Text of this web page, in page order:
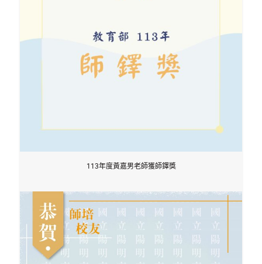
113年度黃嘉男老師獲師鐸獎